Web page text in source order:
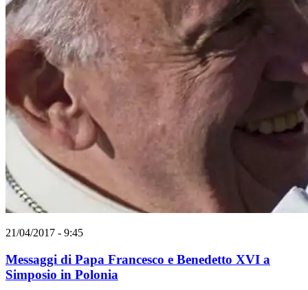
21/04/2017 - 9:45
Messaggi di Papa Francesco e Benedetto XVI a
Simposio in Polonia